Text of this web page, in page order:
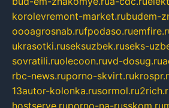
korolevremont-market.rubudem-
oooagrosnab.rufpodaso.ru
ukrasotki.ruseksuzbek.ruseks-
sovratili.ruolecoon.ruvd-dosug.ru
rbc-news.ruporno-skvirt.ru
13autor-kolonka.rusormol.ru